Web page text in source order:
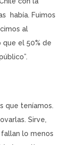
había. Fuimos
al
el 50% de
que teníamos.
Sirve,
lo menos